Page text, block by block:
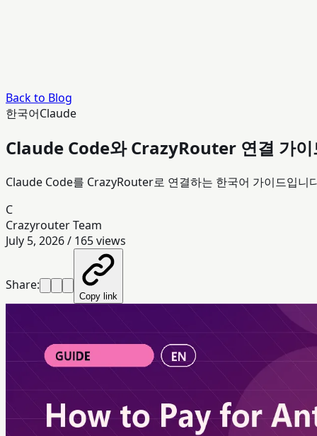
Back to Blog
한국어Claude
Claude Code와 CrazyRouter 연결 가
Claude Code를 CrazyRouter로 연결하는 한국어 가이드입니
C
Crazyrouter Team
July 5, 2026/ 165views
Share:
Copy link